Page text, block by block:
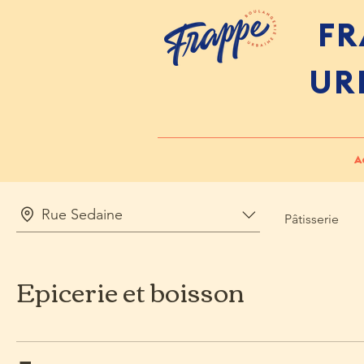
Rue Sedaine Pâtisserie
Epicerie et boisson